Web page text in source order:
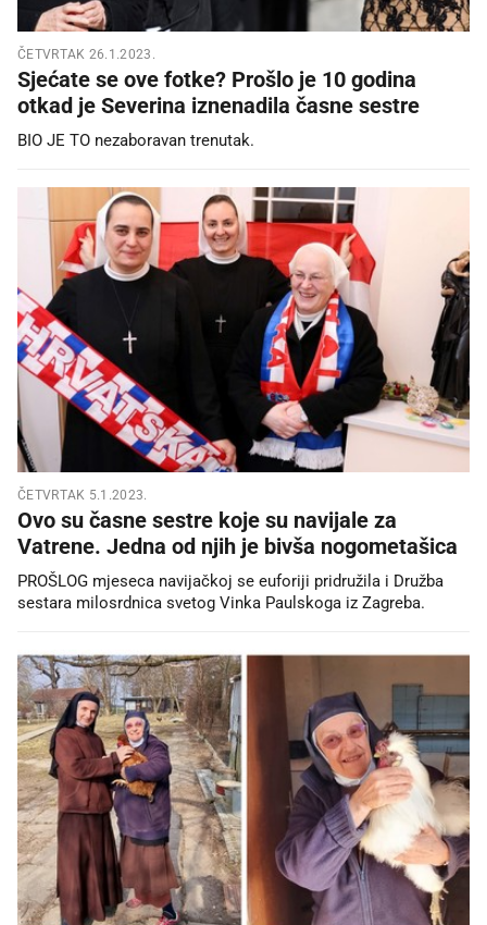
ČETVRTAK 26.1.2023.
Sjećate se ove fotke? Prošlo je 10 godina
otkad je Severina iznenadila časne sestre
BIO JE TO nezaboravan trenutak.
ČETVRTAK 5.1.2023.
Ovo su časne sestre koje su navijale za
Vatrene. Jedna od njih je bivša nogometašica
PROŠLOG mjeseca navijačkoj se euforiji pridružila i Družba
sestara milosrdnica svetog Vinka Paulskoga iz Zagreba.